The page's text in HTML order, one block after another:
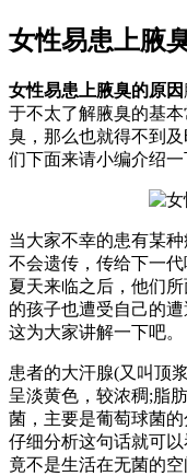
女性易患上腋
女性易患上腋臭的原因
于不太了解腋臭的基
臭，那么也就得不到
们下面来请小编介绍
当大家不幸的患有某
不会遗传，传给下一
夏天来临之后，他们
的孩子也遭受自己的
这为大家讲解一下吧。
患者的大汗腺(又叫顶
呈淡黄色，较浓稠;脂
菌，主要是葡萄球菌
仔细分析这句话就可
竟不是生活在无菌的